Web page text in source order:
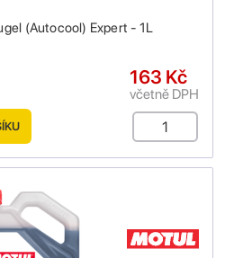
(Autocool) Expert - 1L
163 Kč
včetně DPH